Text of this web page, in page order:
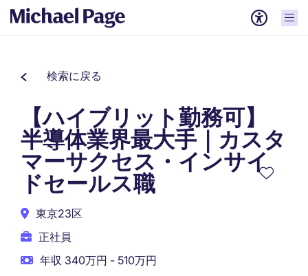
検索に戻る
【ハイブリット勤務可】
半導体業界最大手｜カスタ
マーサクセス・インサイ
ドセールス職
東京23区
正社員
年収 340万円 - 510万円